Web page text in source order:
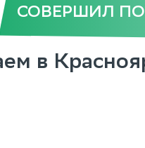
СОВЕРШИЛ
в